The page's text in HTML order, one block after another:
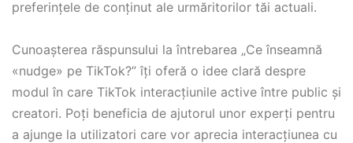
preferințele de conținut ale urmăritorilor tăi actuali.
Cunoașterea răspunsului la întrebarea „Ce înseamnă
«nudge» pe TikTok?” îți oferă o idee clară despre
modul în care TikTok interacțiunile active între public și
creatori. Poți beneficia de ajutorul unor experți pentru
a ajunge la utilizatori care vor aprecia interacțiunea cu